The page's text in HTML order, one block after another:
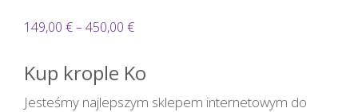
5 na
klientów
149,00 €–450,00 €Zakres
od
149,00 €
Kup krople Ko
Jesteśmy najlepszym sklepem internetowym do